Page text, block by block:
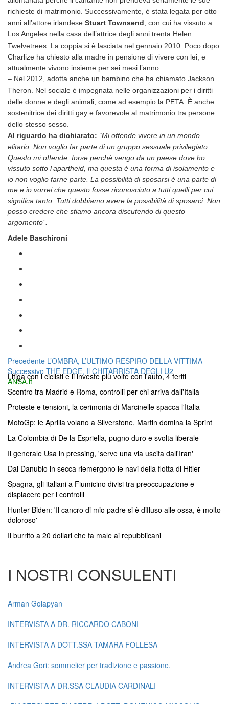
richieste di matrimonio. Successivamente, è stata legata per otto
anni all’attore irlandese Stuart Townsend, con cui ha vissuto a
Los Angeles nella casa dell’attrice degli anni trenta Helen
Twelvetrees. La coppia si è lasciata nel gennaio 2010. Poco dopo
Charlize ha chiesto alla madre in pensione di vivere con lei, e
attualmente vivono insieme per sei mesi l’anno.
– Nel 2012, adotta anche un bambino che ha chiamato Jackson
Theron. Nel sociale è impegnata nelle organizzazioni per i diritti
delle donne e degli animali, come ad esempio la PETA. È anche
sostenitrice dei diritti gay e favorevole al matrimonio tra persone
dello stesso sesso.
Al riguardo ha dichiarato: “Mi offende vivere in un mondo
elitario. Non voglio far parte di un gruppo sessuale privilegiato.
Questo mi offende, forse perché vengo da un paese dove ho
vissuto sotto l’apartheid, ma questa è una forma di isolamento e
io non voglio farne parte. La possibilità di sposarsi è una parte di
me e io vorrei che questo fosse riconosciuto a tutti quelli per cui
significa tanto. Tutti dobbiamo avere la possibilità di sposarci. Non
posso credere che stiamo ancora discutendo di questo
argomento”.
Adele Baschironi
Navigazione
articoli
Precedente Articolo
precedente:
L’OMBRA, L’ULTIMO RESPIRO DELLA VITTIMA
Successivo Articolo
successivo:
THE EDGE, Il CHITARRISTA DEGLI U2
ANSA.it
Litiga con i ciclisti e li investe più volte con l'auto, 4 feriti
Scontro tra Madrid e Roma, controlli per chi arriva dall'Italia
Proteste e tensioni, la cerimonia di Marcinelle spacca l'Italia
MotoGp: le Aprilia volano a Silverstone, Martin domina la Sprint
La Colombia di De la Espriella, pugno duro e svolta liberale
Il generale Usa in pressing, 'serve una via uscita dall'Iran'
Dal Danubio in secca riemergono le navi della flotta di Hitler
Spagna, gli italiani a Fiumicino divisi tra preoccupazione e
dispiacere per i controlli
Hunter Biden: 'Il cancro di mio padre si è diffuso alle ossa, è molto
doloroso'
Il burrito a 20 dollari che fa male ai repubblicani
I NOSTRI CONSULENTI
Arman Golapyan
INTERVISTA A DR. RICCARDO CABONI
INTERVISTA A DOTT.SSA TAMARA FOLLESA
Andrea Gori: sommelier per tradizione e passione.
INTERVISTA A DR.SSA CLAUDIA CARDINALI